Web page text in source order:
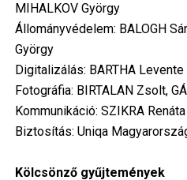
MIHALKOV György
Állományvédelem: BALOGH
György
Digitalizálás: BARTHA Levente
Fotográfia: BIRTALAN Zsolt,
Kommunikáció: SZIKRA Renáta
Biztosítás: Uniqa
Kölcsönző gyűjtemények